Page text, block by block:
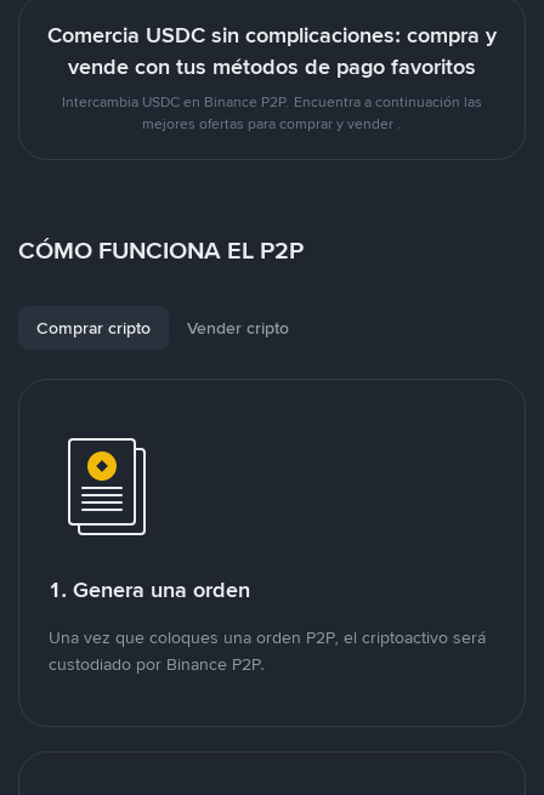
Comercia USDC sin complicaciones: compra y
vende con tus métodos de pago favoritos
Intercambia USDC en Binance P2P. Encuentra a continuación las
mejores ofertas para comprar y vender .
CÓMO FUNCIONA EL P2P
Comprar cripto Vender cripto
1. Genera una orden
Una vez que coloques una orden P2P, el criptoactivo será
custodiado por Binance P2P.